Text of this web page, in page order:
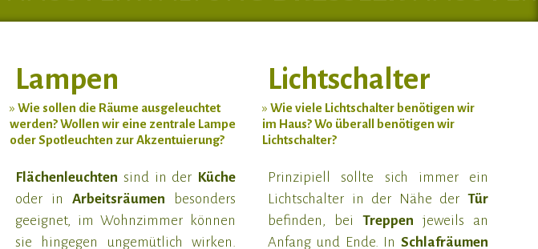
Lampen
» Wie sollen die Räume ausgeleuchtet
werden? Wollen wir eine zentrale Lampe
oder Spotleuchten zur Akzentuierung?
Flächenleuchten sind in der Küche
oder in Arbeitsräumen besonders
geeignet, im Wohnzimmer können
sie hingegen ungemütlich wirken.
Lichtschalter
» Wie viele Lichtschalter benötigen wir
im Haus? Wo überall benötigen wir
Lichtschalter?
Prinzipiell sollte sich immer ein
Lichtschalter in der Nähe der Tür
befinden, bei Treppen jeweils an
Anfang und Ende. In Schlafräumen